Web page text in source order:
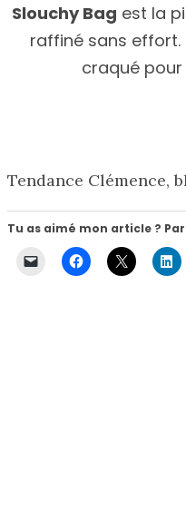
Slouchy Bag est la
raffiné sans effort.
craqué
Tendance Clémence,
Tu as aimé mon article ?